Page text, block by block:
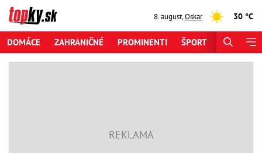
8. august,Oskar 30 °C
DOMÁCE ZAHRANIČNÉ PROMINENTI ŠPORT